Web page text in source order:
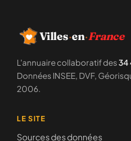
Villes·en·France
L'annuaire collaboratif des34
Données INSEE, DVF,
2006.
LE SITE
Sources des données